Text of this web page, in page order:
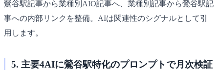
鶯谷駅記事から業種別AIO記事へ、業種別記事から鶯谷駅記
事への内部リンクを整備。AIは関連性のシグナルとして引
用します。
5. 主要4AIに鶯谷駅特化のプロンプトで月次検証